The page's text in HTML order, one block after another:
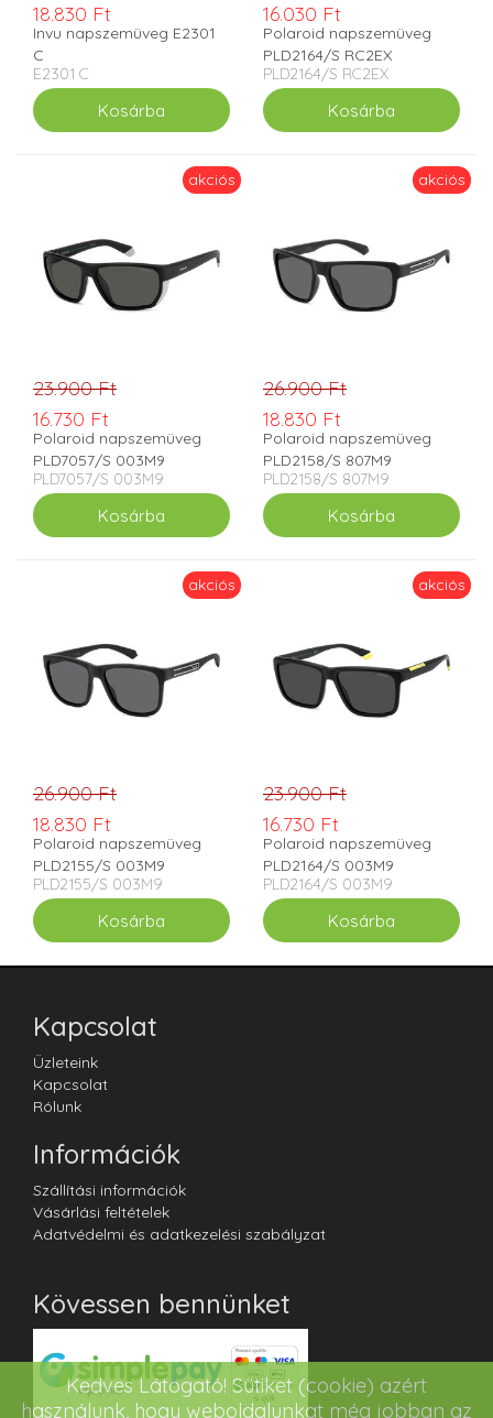
18.830 Ft
Invu napszemüveg E2301
C
E2301 C
16.030 Ft
Polaroid napszemüveg
PLD2164/S RC2EX
PLD2164/S RC2EX
akciós
23.900 Ft
16.730 Ft
Polaroid napszemüveg
PLD7057/S 003M9
PLD7057/S 003M9
akciós
26.900 Ft
18.830 Ft
Polaroid napszemüveg
PLD2158/S 807M9
PLD2158/S 807M9
akciós
26.900 Ft
18.830 Ft
Polaroid napszemüveg
PLD2155/S 003M9
PLD2155/S 003M9
akciós
23.900 Ft
16.730 Ft
Polaroid napszemüveg
PLD2164/S 003M9
PLD2164/S 003M9
Kapcsolat
Üzleteink
Kapcsolat
Rólunk
Információk
Szállítási információk
Vásárlási feltételek
Adatvédelmi és adatkezelési szabályzat
Kövessen bennünket
Kedves Látogató! Sütiket (cookie) azért
használunk, hogy weboldalunkat még jobban az